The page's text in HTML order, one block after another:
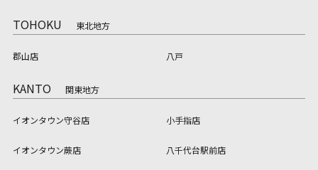
TOHOKU 東北地方
郡山店 八戸
KANTO 関東地方
イオンタウン守谷店 小手指店
イオンタウン蕨店 八千代台駅前店